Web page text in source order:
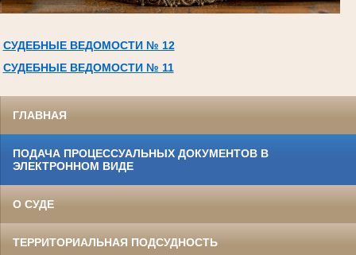
СУДЕБНЫЕ ВЕДОМОСТИ № 12
СУДЕБНЫЕ ВЕДОМОСТИ № 11
ГЛАВНАЯ
ПОДАЧА ПРОЦЕССУАЛЬНЫХ ДОКУМЕНТОВ В
ЭЛЕКТРОННОМ ВИДЕ
О СУДЕ
ТЕРРИТОРИАЛЬНАЯ ПОДСУДНОСТЬ